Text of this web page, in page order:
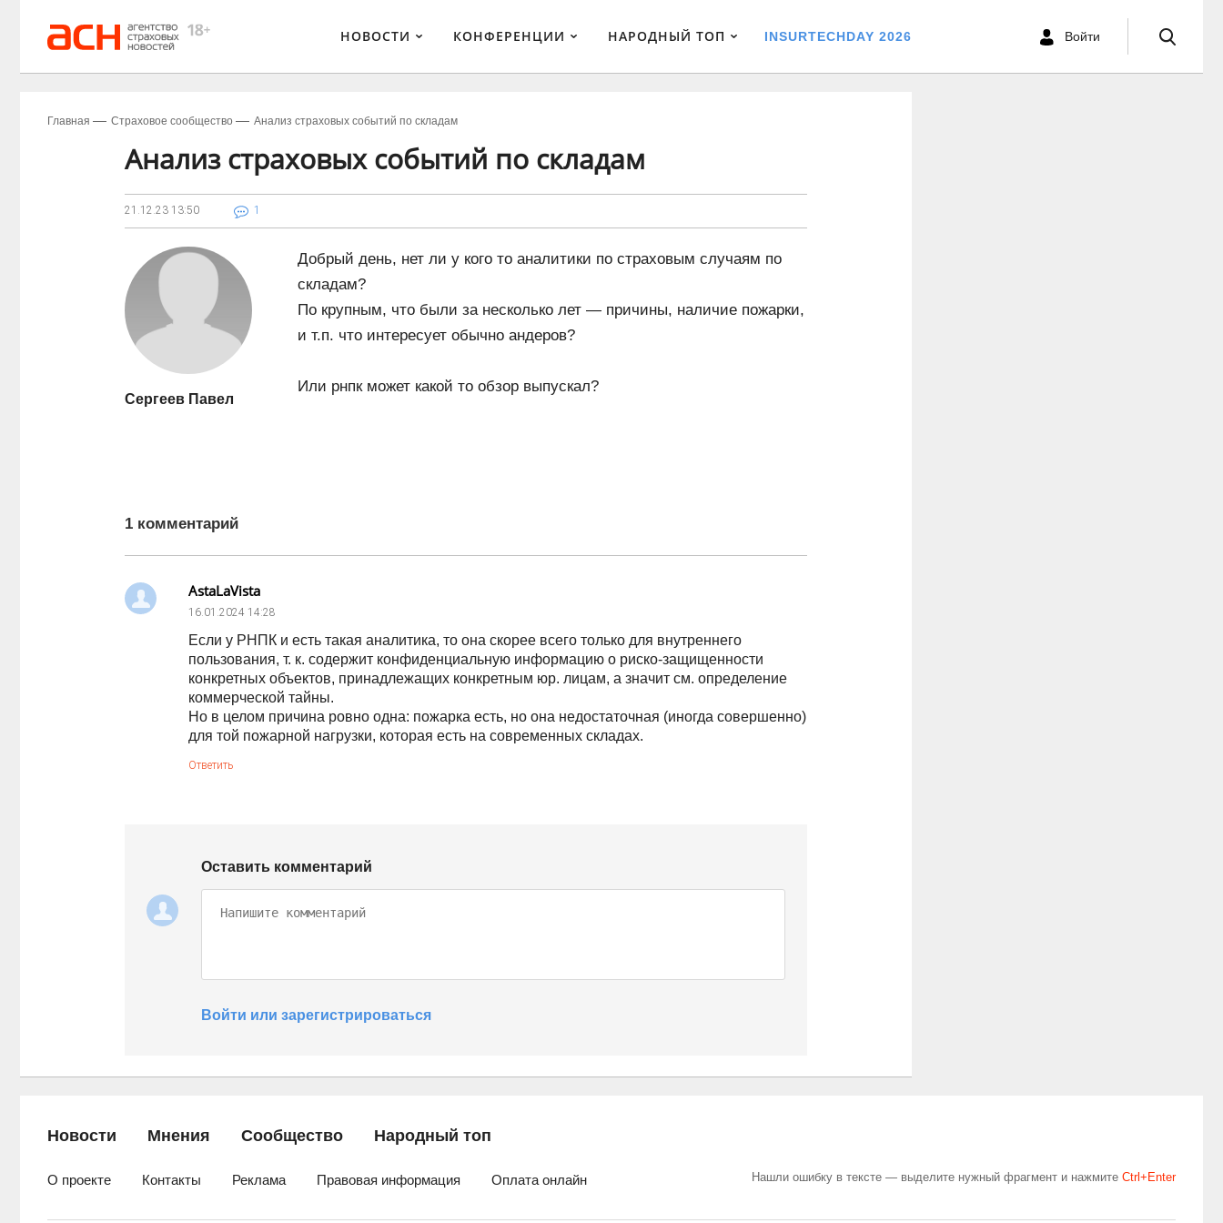
НОВОСТИ КОНФЕРЕНЦИИ НАРОДНЫЙ ТОП INSURTECHDAY 2026 Войти
Главная Страховое сообщество Анализ страховых событий по складам
Анализ страховых событий по складам
21.12.23 13:50 1
Сергеев Павел
Добрый день, нет ли у кого то аналитики по страховым случаям по
складам?
По крупным, что были за несколько лет — причины, наличие пожарки,
и т.п. что интересует обычно андеров?
Или рнпк может какой то обзор выпускал?
1 комментарий
AstaLaVista
16.01.2024 14:28
Если у РНПК и есть такая аналитика, то она скорее всего только для внутреннего
пользования, т. к. содержит конфиденциальную информацию о риско-защищенности
конкретных объектов, принадлежащих конкретным юр. лицам, а значит см. определение
коммерческой тайны.
Но в целом причина ровно одна: пожарка есть, но она недостаточная (иногда совершенно)
для той пожарной нагрузки, которая есть на современных складах.
Ответить
Оставить комментарий
Войти или зарегистрироваться
Новости Мнения Сообщество Народный топ
О проекте Контакты Реклама Правовая информация Оплата онлайн Нашли ошибку в тексте — выделите нужный фрагмент и нажмите Сtrl+Enter